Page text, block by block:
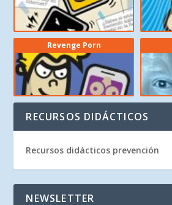
Revenge Porn
RECURSOS DIDÁCTICOS
Recursos didácticos prevención
NEWSLETTER